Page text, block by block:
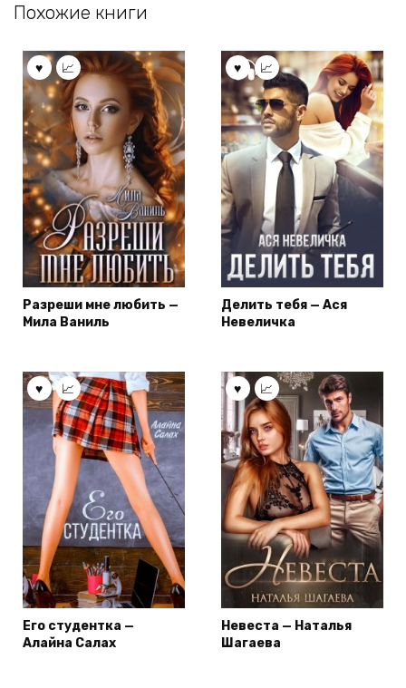
Похожие книги
Разреши мне любить —
Мила Ваниль
Делить тебя — Ася
Невеличка
Его студентка —
Алайна Салах
Невеста — Наталья
Шагаева